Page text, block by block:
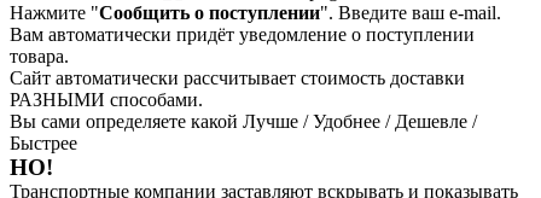
Нажмите "Сообщить о поступлении". Введите ваш e-mail.
Вам автоматически придёт уведомление о поступлении
товара.
Сайт автоматически рассчитывает стоимость доставки
РАЗНЫМИ способами.
Вы сами определяете какой Лучше / Удобнее / Дешевле /
Быстрее
НО!
Транспортные компании заставляют вскрывать и показывать